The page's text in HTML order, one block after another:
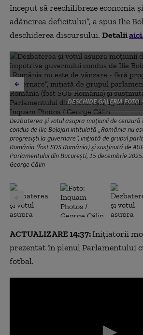
început să reechilibreze economia
adâncirea deficitului”, a spus Ilie
deschiderea discursului. Detalii
Dezbaterea și votul asupra moțiunii de
condus de Ilie Bolojan intitulată „România nu
progresiști la guvernare”, inițiată de grupul
România (fost SOS România) și susținută de
Parlamentului din București, 15 decembrie
George Călin
DESCHIDE GALERIA FOTO
ACTUALIZARE 14:37:Inițiatorii
prezentat în plenul Parlamentului
fotbal.